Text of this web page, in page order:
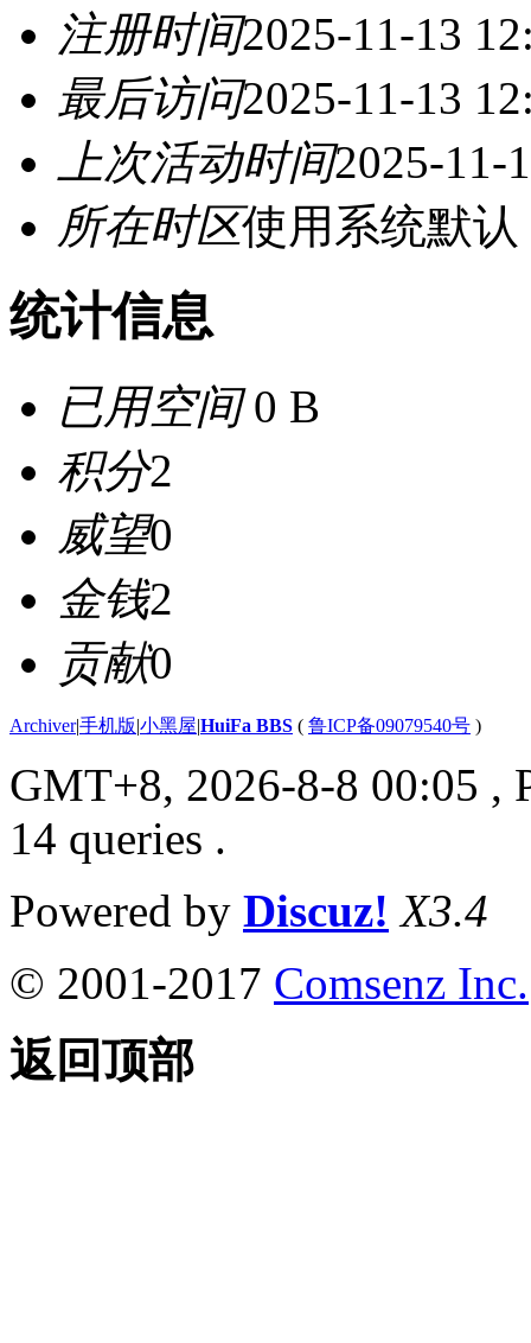
注册时间2025-11-13
最后访问2025-11-13
上次活动时间2025-11-
所在时区使用系统默认
统计信息
已用空间0 B
积分2
威望0
金钱2
贡献0
Archiver|手机版|小黑屋|HuiFa BBS ( 鲁ICP备09079540号 )
GMT+8, 2026-8-8 00:05 ,
14 queries .
Powered by Discuz! X3.4
© 2001-2017 Comsenz Inc.
返回顶部